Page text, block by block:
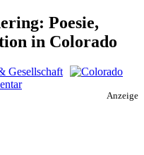
Poesie,
in Colorado
Gesellschaft
Anzeige